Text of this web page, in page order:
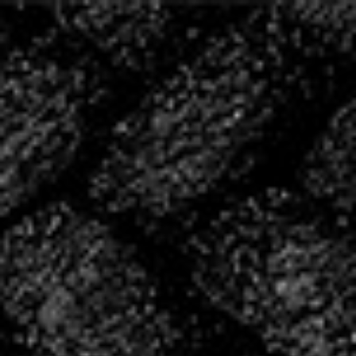
20 ANS D’HISTOIRE,
ÉCRIVONS LA SUITE
ENSEMBLE
2004 – 2024